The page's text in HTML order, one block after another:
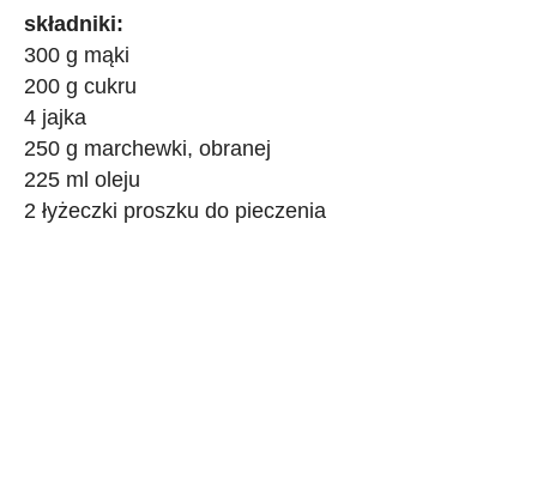
składniki:
300 g mąki
200 g cukru
4 jajka
250 g marchewki, obranej
225 ml oleju
2 łyżeczki proszku do pieczenia